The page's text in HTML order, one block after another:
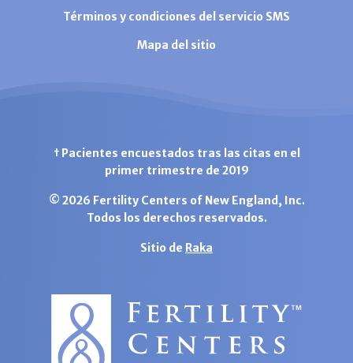
Términos y condiciones del servicio SMS
Mapa del sitio
† Pacientes encuestados tras las citas en el
primer trimestre de 2019
© 2026 Fertility Centers of New England, Inc.
Todos los derechos reservados.
Sitio de Raka